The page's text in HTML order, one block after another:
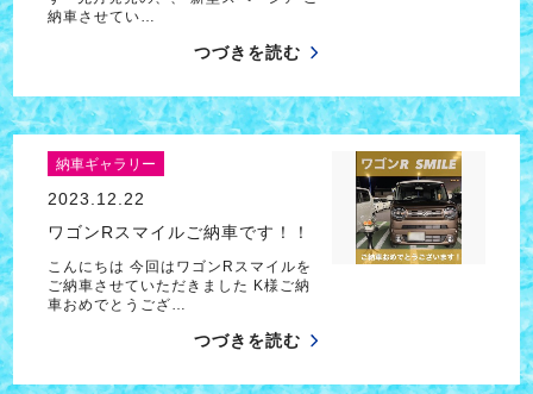
納車させてい…
つづきを読む
納車ギャラリー
2023.12.22
ワゴンRスマイルご納車です！！
こんにちは 今回はワゴンRスマイルを
ご納車させていただきました K様ご納
車おめでとうござ…
つづきを読む